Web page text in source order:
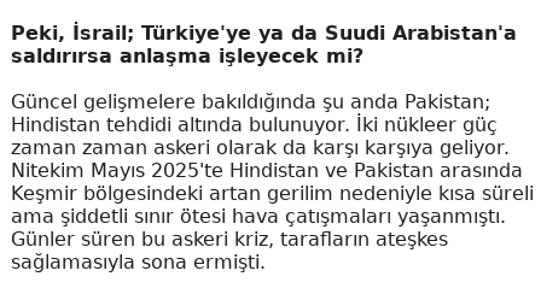
Peki, İsrail; Türkiye'ye ya da Suudi Arabistan'a
saldırırsa anlaşma işleyecek mi?
Güncel gelişmelere bakıldığında şu anda Pakistan;
Hindistan tehdidi altında bulunuyor. İki nükleer güç
zaman zaman askeri olarak da karşı karşıya geliyor.
Nitekim Mayıs 2025'te Hindistan ve Pakistan arasında
Keşmir bölgesindeki artan gerilim nedeniyle kısa süreli
ama şiddetli sınır ötesi hava çatışmaları yaşanmıştı.
Günler süren bu askeri kriz, tarafların ateşkes
sağlamasıyla sona ermişti.